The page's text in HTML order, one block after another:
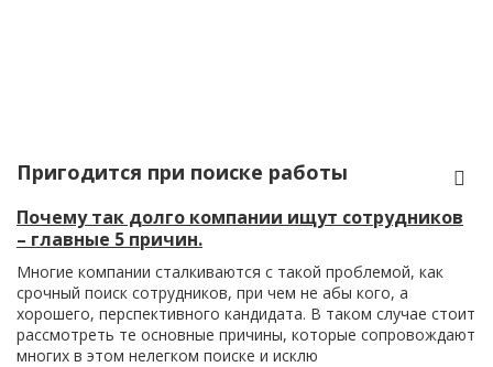
Пригодится при поиске работы
Почему так долго компании ищут сотрудников
– главные 5 причин.
Многие компании сталкиваются с такой проблемой, как
срочный поиск сотрудников, при чем не абы кого, а
хорошего, перспективного кандидата. В таком случае стоит
рассмотреть те основные причины, которые сопровождают
многих в этом нелегком поиске и исклю